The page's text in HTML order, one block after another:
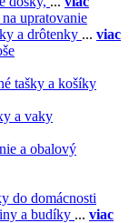
upratovanie
a drôtenky ... viac
tašky a košíky
a vaky
a obalový
do domácnosti
a budíky ... viac